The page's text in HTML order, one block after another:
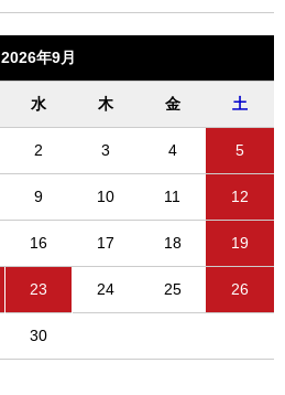
2026年9月
水 木 金 土
2 3 4 5
9 10 11 12
16 17 18 19
23 24 25 26
30